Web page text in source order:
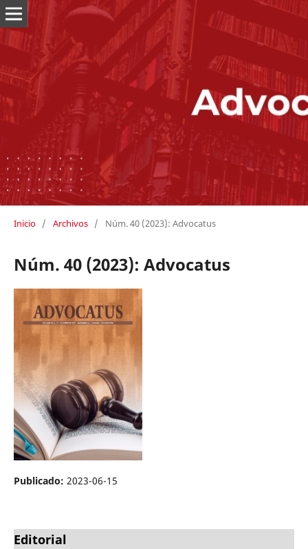
Inicio / Archivos / Núm. 40 (2023): Advocatus
Núm. 40 (2023): Advocatus
Publicado: 2023-06-15
Editorial